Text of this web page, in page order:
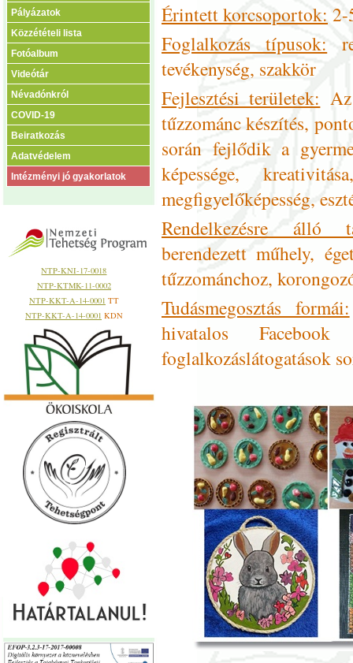
Pályázatok
Közzétételi lista
Fotóalbum
Videótár
Névadónkról
COVID-19
Beiratkozás
Adatvédelem
Intézményi jó gyakorlatok
NTP-KNI-17-0018
NTP-KTMK-11-0002
NTP-KKT-A-14-0001 TT
NTP-KKT-A-14-0001 KDN
Érintett korcsoportok: 2-
Foglalkozás típusok:
tevékenység, szakkör
Fejlesztési területek:
tűzzománc készítés,
során fejlődik a
képessége,
megfigyelőképesség,
Rendelkezésre álló
berendezett műhely,
tűzzománchoz,
Tudásmegosztás formái:
hivatalos
foglalkozáslátogatások